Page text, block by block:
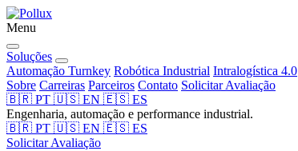
Menu
Soluções
Automação Turnkey Robótica Industrial Intralogística 4.0
Sobre Carreiras Parceiros Contato Solicitar Avaliação
🇧🇷 PT 🇺🇸 EN 🇪🇸 ES
Engenharia, automação e performance industrial.
🇧🇷 PT 🇺🇸 EN 🇪🇸 ES
Solicitar Avaliação